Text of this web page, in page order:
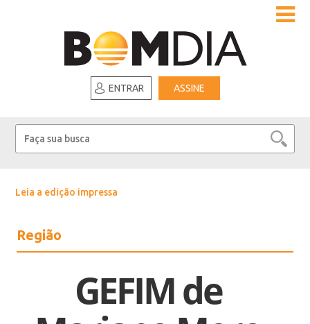
ENTRAR ASSINE
Leia a edição impressa
Região
GEFIM de